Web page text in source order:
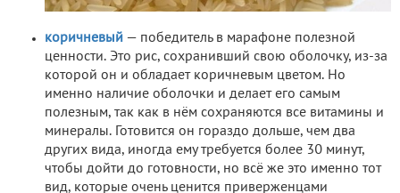
коричневый — победитель в марафоне полезной
ценности. Это рис, сохранивший свою оболочку, из-за
которой он и обладает коричневым цветом. Но
именно наличие оболочки и делает его самым
полезным, так как в нём сохраняются все витамины и
минералы. Готовится он гораздо дольше, чем два
других вида, иногда ему требуется более 30 минут,
чтобы дойти до готовности, но всё же это именно тот
вид, которые очень ценится приверженцами